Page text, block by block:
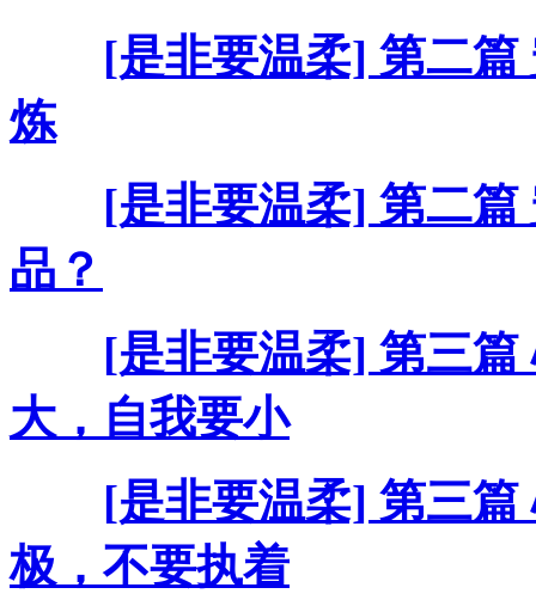
[是非要温柔] 第二
炼
[是非要温柔] 第二
品？
[是非要温柔] 第三
大，自我要小
[是非要温柔] 第三
极，不要执着